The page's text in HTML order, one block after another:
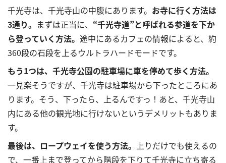
千光寺は、千光寺山の中腹にあります。 お寺に行く方法は
3通り。 まずは正当に、 “千光寺道”と呼ばれる参道を下か
ら登っていく方法。 途中にあるカフェの情報によると、約
360段の石段を上るウルトラハードモードです。
もう1つは、千光寺公園の駐車場に車を停めて歩く方法。
一見楽そうですが、千光寺は駐車場から下ったところにあ
ります。そう、下ったら、上るんですっ！あと、千光寺山
内にある他の観光地に行けないというデメリットもありま
す。
最後は、ロープウェイを使う方法。
上りだけでも使えるの
で、一番上まで登ってから階段を下りて千光寺に立ち寄る